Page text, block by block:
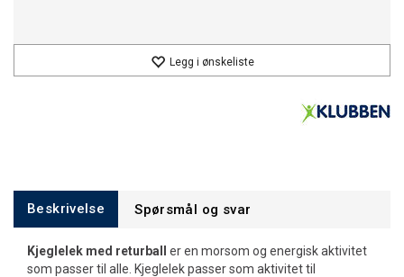
Legg i ønskeliste
Beskrivelse Spørsmål og svar
Kjeglelek med returball
er en morsom og energisk aktivitet
som passer til alle. Kjeglelek passer som aktivitet til